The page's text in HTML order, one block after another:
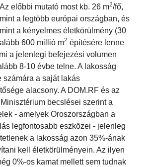
előbbi mutató most kb. 26 m2/fő,
a legtöbb európai országban, és
a kényelmes életkörülmény (30
600 millió m2 építésére lenne
a jelenlegi befejezési volumen
8-10 évbe telne. A lakosság
számára a saját lakás
alacsony. A DOM.RF és az
becslései szerint a
- amelyek Oroszországban a
legfontosabb eszközei - jelenleg
a lakosság azon 35%-ának
kell életkörülményein. Az ilyen
0%-os kamat mellett sem tudnak